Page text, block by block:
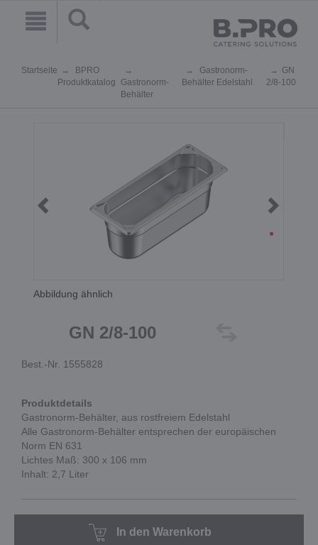
Startseite
BPRO
Produktkatalog
Gastronorm-
Behälter
Gastronorm-
Behälter Edelstahl
GN
2/8-100
Abbildung ähnlich
GN 2/8-100
Best.-Nr. 1555828
Produktdetails
Gastronorm-Behälter, aus rostfreiem Edelstahl
Alle Gastronorm-Behälter entsprechen der europäischen
Norm EN 631
Lichtes Maß: 300 x 106 mm
Inhalt: 2,7 Liter
In den Warenkorb